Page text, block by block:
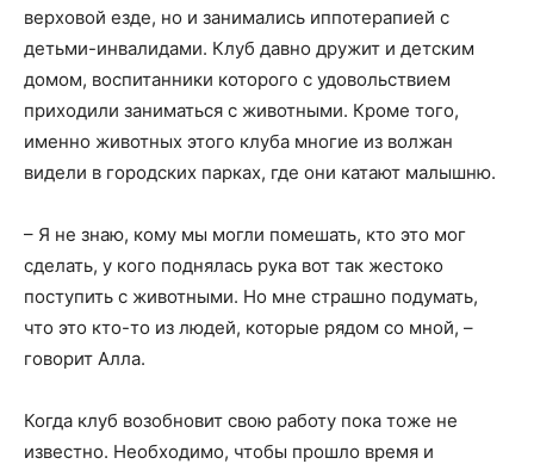
верховой езде, но и занимались иппотерапией с
детьми-инвалидами. Клуб давно дружит и детским
домом, воспитанники которого с удовольствием
приходили заниматься с животными. Кроме того,
именно животных этого клуба многие из волжан
видели в городских парках, где они катают малышню.
– Я не знаю, кому мы могли помешать, кто это мог
сделать, у кого поднялась рука вот так жестоко
поступить с животными. Но мне страшно подумать,
что это кто-то из людей, которые рядом со мной, –
говорит Алла.
Когда клуб возобновит свою работу пока тоже не
известно. Необходимо, чтобы прошло время и